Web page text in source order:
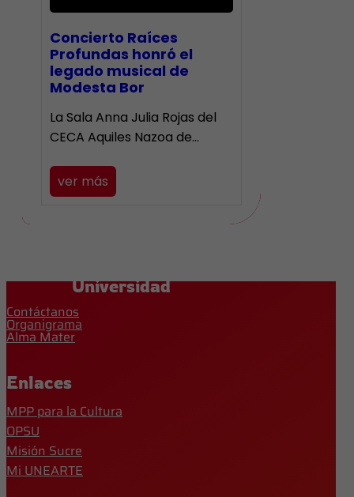
​Concierto Raíces
Profundas honró el
legado musical de
Modesta Bor
La Sala Anna Julia Rojas del
CECA Aquiles Nazoa de…
ver más
Universidad
Contáctanos
Organigrama
Alma Mater
Enlaces
MPP para la Cultura
OPSU
Misión Sucre
Mi UNEARTE